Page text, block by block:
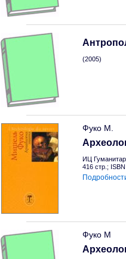
(2005)
Фуко М.
ИЦ
416 стр.;
Фуко М